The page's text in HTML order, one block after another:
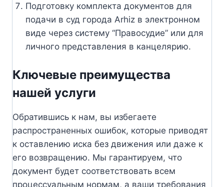
Подготовку комплекта документов для
подачи в суд города Arhiz в электронном
виде через систему “Правосудие” или для
личного представления в канцелярию.
Ключевые преимущества
нашей услуги
Обратившись к нам, вы избегаете
распространенных ошибок, которые приводят
к оставлению иска без движения или даже к
его возвращению. Мы гарантируем, что
документ будет соответствовать всем
процессуальным нормам, а ваши требования